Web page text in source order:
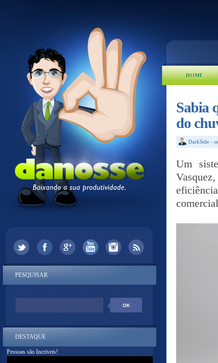
HOME
Sabia
do
DarkSide -
Um
PESQUISAR
DESTAQUE
Pessoas são Incríveis!